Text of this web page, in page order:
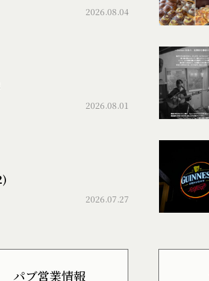
2026.08.04
2026.08.01
2026.07.27
パブ営業情報